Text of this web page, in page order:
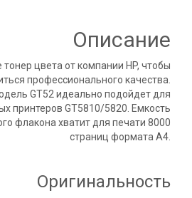
Описание
тонер цвета от компании HP, чтобы
профессионального качества.
GT52 идеально подойдет для
принтеров GT5810/5820. Емкость
флакона хватит для печати 8000
страниц формата А4.
Оригинальность